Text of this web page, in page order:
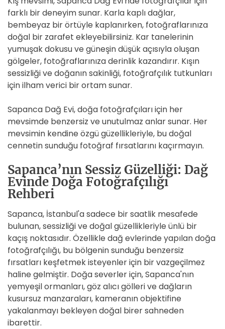
farklı bir deneyim sunar. Karla kaplı dağlar,
bembeyaz bir örtüyle kaplanırken, fotoğraflarınıza
doğal bir zarafet ekleyebilirsiniz. Kar tanelerinin
yumuşak dokusu ve güneşin düşük açısıyla oluşan
gölgeler, fotoğraflarınıza derinlik kazandırır. Kışın
sessizliği ve doğanın sakinliği, fotoğrafçılık tutkunları
için ilham verici bir ortam sunar.
Sapanca Dağ Evi, doğa fotoğrafçıları için her
mevsimde benzersiz ve unutulmaz anlar sunar. Her
mevsimin kendine özgü güzellikleriyle, bu doğal
cennetin sunduğu fotoğraf fırsatlarını kaçırmayın.
Sapanca’nın Sessiz Güzelliği: Dağ
Evinde Doğa Fotoğrafçılığı
Rehberi
Sapanca, İstanbul'a sadece bir saatlik mesafede
bulunan, sessizliği ve doğal güzellikleriyle ünlü bir
kaçış noktasıdır. Özellikle dağ evlerinde yapılan doğa
fotoğrafçılığı, bu bölgenin sunduğu benzersiz
fırsatları keşfetmek isteyenler için bir vazgeçilmez
haline gelmiştir. Doğa severler için, Sapanca'nın
yemyeşil ormanları, göz alıcı gölleri ve dağların
kusursuz manzaraları, kameranın objektifine
yakalanmayı bekleyen doğal birer sahneden
ibarettir.